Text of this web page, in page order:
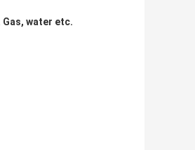
Gas, water etc.